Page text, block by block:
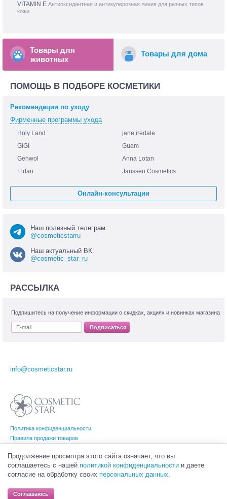
VITAMIN E Антиоксидантная и антикуперозная линия для разных типов
кожи
Товары для
животных
Товары для дома
ПОМОЩЬ В ПОДБОРЕ КОСМЕТИКИ
Рекомендации по уходу
Фирменные программы ухода
Holy Land
jane iredale
GIGI
Guam
Gehwol
Anna Lotan
Eldan
Janssen Cosmetics
Онлайн-консультации
Наш полезный телеграм:
@cosmeticstarru
Наш актуальный ВК:
@cosmetic_star_ru
РАССЫЛКА
Подпишитесь на получение информации о скидках, акциях и новинках магазина
Подписаться
Политика конфиденциальности
Правила продажи товаров
info@cosmeticstar.ru
(Косметик Стар). Все права на товарные знаки принадлежат их законным
владельцам.
Продолжение просмотра этого сайта означает, что вы
соглашаетесь с нашей политикой конфиденциальности и даете
согласие на обработку своих персональных данных.
Соглашаюсь